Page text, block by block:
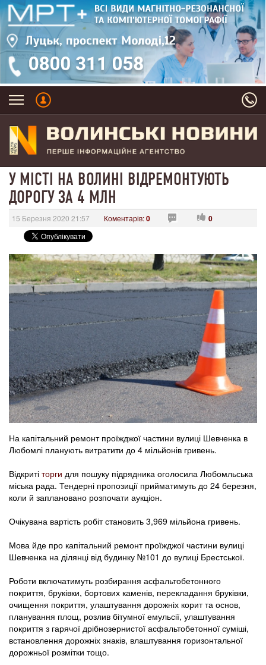
У МІСТІ НА ВОЛИНІ ВІДРЕМОНТУЮТЬ
ДОРОГУ ЗА 4 МЛН
15 Березня 2020 21:57 Коментарів:0 0
На капітальний ремонт проїжджої частини вулиці Шевченка в
Любомлі планують витратити до 4 мільйонів гривень.
Відкриті торги для пошуку підрядника оголосила Любомльська
міська рада. Тендерні пропозиції прийматимуть до 24 березня,
коли й заплановано розпочати аукціон.
Очікувана вартість робіт становить 3,969 мільйона гривень.
Мова йде про капітальний ремонт проїжджої частини вулиці
Шевченка на ділянці від будинку №101 до вулиці Брестської.
Роботи включатимуть розбирання асфальтобетонного
покриття, бруківки, бортових каменів, перекладання бруківки,
очищення покриття, улаштування дорожніх корит та основ,
планування площ, розлив бітумної емульсії, улаштування
покриття з гарячої дрібнозернистої асфальтобетонної суміші,
встановлення дорожніх знаків, влаштування горизонтальної
дорожньої розмітки тощо.